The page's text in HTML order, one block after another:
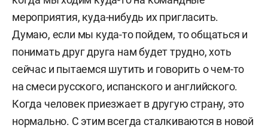
мероприятия, куда-нибудь их пригласить.
Думаю, если мы куда-то пойдем, то общаться и
понимать друг друга нам будет трудно, хоть
сейчас и пытаемся шутить и говорить о чем-то
на смеси русского, испанского и английского.
Когда человек приезжает в другую страну, это
нормально. С этим всегда сталкиваются в новой